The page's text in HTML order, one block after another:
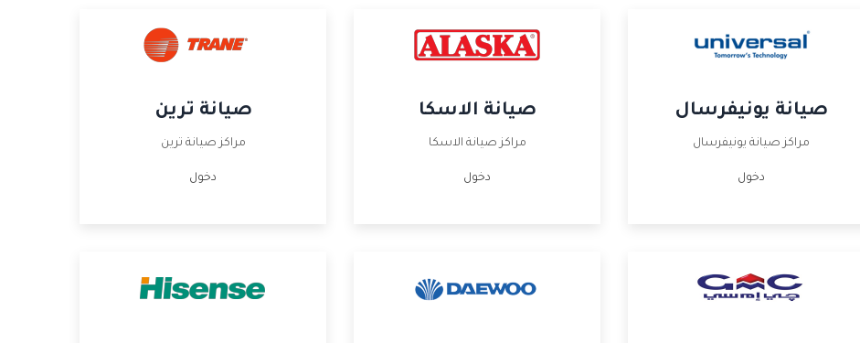
صيانة يونيفرسال
مراكز صيانة يونيفرسال
دخول
صيانة الاسكا
مراكز صيانة الاسكا
دخول
صيانة ترين
مراكز صيانة ترين
دخول